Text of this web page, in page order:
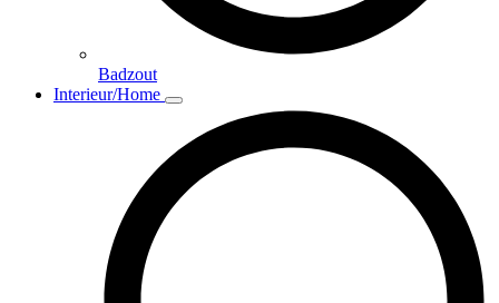
Badzout
Interieur/Home